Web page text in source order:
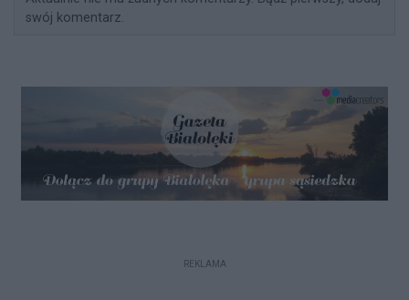
swój komentarz.
REKLAMA